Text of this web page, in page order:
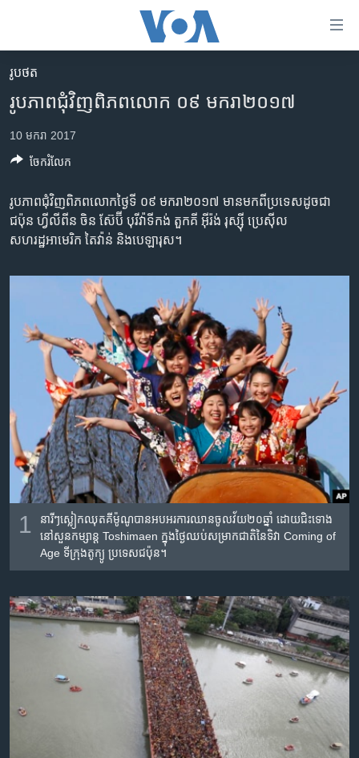
គេហទំព័រ​
រំលង​
និង​
ព័ត៌មាន​​
តែ​
ម្តង
និង​
ចូល​
ទៅ​
ស្វែង​
កម្ពុជា
អន្តរជាតិ
អាមេរិក
ហេឡូវីអូអេ
កម្ពុជាច្នៃប្រតិដ្ឋ
ទូរទស្សន៍ / វីដេអូ​
កម្មវិធីទាំងអស់
Khmer English
បណ្តាញ​សង្គម
ភាសា
រូបថត
រូបភាព​ជុំ​វិញ​ពិភព​លោក ​០៩ មករា​២០១៧
10 មករា 2017
រូបភាព​ជុំ​វិញ​ពិភព​លោកថ្ងៃទី ​០៩ មករា​២០១៧ មាន​មកពី​ប្រទេស​ដូចជា​
ជប៉ុន​ ហ្វីលីពីន ចិន ស៊ែប៊ី​ បុរី​វ៉ាទីកង់ តួកគី អ៊ីរ៉ង់ រុស្ស៊ី ប្រេស៊ីល
សហរដ្ឋអាមេរិក តៃវ៉ាន់ និង​បេឡារុស។
1
នារី​ៗ​ស្លៀក​ឈុត​គីម៉ូណូ​បាន​អប​អរ​ការ​ឈាន​ចូល​វ័យ​២០ឆ្នាំ ដោយជិះ​ទោង​
នៅ​សួន​កម្សាន្ត​ Toshimaen ក្នុងថ្ងៃឈប់សម្រាក​ជាតិនៃ​ទិវា​​ ​Coming of
Age ទីក្រុង​តូក្យូ​ ប្រទេស​ជប៉ុន។
ចែករំលែក